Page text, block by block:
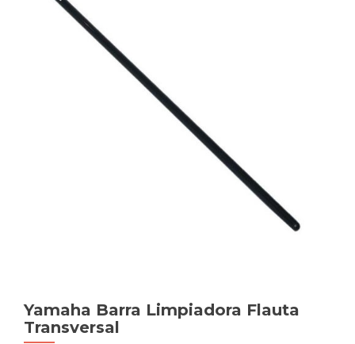
Yamaha Barra Limpiadora Flauta
Transversal